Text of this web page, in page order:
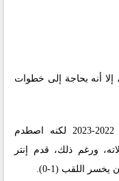
إلا أنه بحاجة إلى خطوات
ووصل نيراتزوري لنهائي المسابقة موسم 2022-2023 لكنه اصطدم
ورغم ذلك، قدم إنتر
اللقب (1-0).